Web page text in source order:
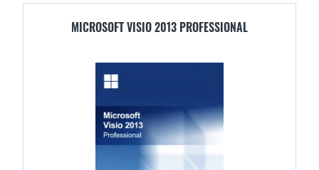
MICROSOFT VISIO 2013 PROFESSIONAL